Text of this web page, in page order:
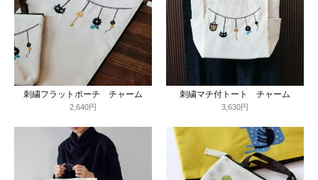
刺繍フラットポーチ チャーム
2,640円
刺繍マチ付トート チャーム
3,630円